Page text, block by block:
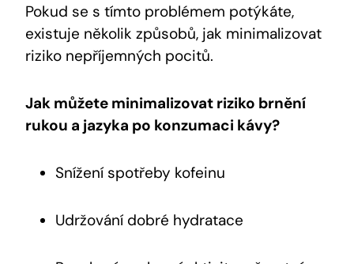
Pokud se s tímto problémem potýkáte,
existuje několik způsobů, jak minimalizovat
riziko nepříjemných pocitů.
Jak můžete minimalizovat riziko brnění
rukou a jazyka po konzumaci kávy?
Snížení spotřeby kofeinu
Udržování dobré hydratace